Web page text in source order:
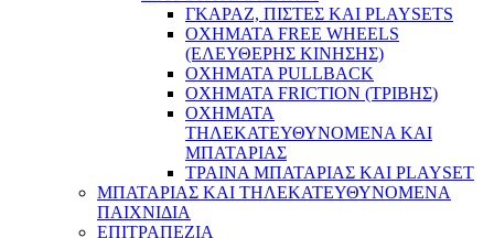
ΓΚΑΡΑΖ, ΠΙΣΤΕΣ ΚΑΙ PLAYSETS
ΟΧΗΜΑΤΑ FREE WHEELS
(ΕΛΕΥΘΕΡΗΣ ΚΙΝΗΣΗΣ)
ΟΧΗΜΑΤΑ PULLBACK
ΟΧΗΜΑΤΑ FRICTION (ΤΡΙΒΗΣ)
ΟΧΗΜΑΤΑ
ΤΗΛΕΚΑΤΕΥΘΥΝΟΜΕΝΑ ΚΑΙ
ΜΠΑΤΑΡΙΑΣ
ΤΡΑΙΝΑ ΜΠΑΤΑΡΙΑΣ ΚΑΙ PLAYSET
ΜΠΑΤΑΡΙΑΣ ΚΑΙ ΤΗΛΕΚΑΤΕΥΘΥΝΟΜΕΝΑ
ΠΑΙΧΝΙΔΙΑ
ΕΠΙΤΡΑΠΕΖΙΑ